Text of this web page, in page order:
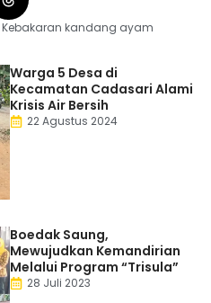
Kebakaran kandang ayam
Warga 5 Desa di
Kecamatan Cadasari Alami
Krisis Air Bersih
22 Agustus 2024
Boedak Saung,
Mewujudkan Kemandirian
Melalui Program “Trisula”
28 Juli 2023